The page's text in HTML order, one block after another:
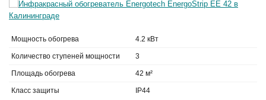
Мощность обогрева 4.2 кВт
Количество ступеней мощности 3
Площадь обогрева 42 м²
Класс защиты IP44